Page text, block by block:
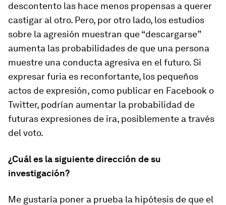
descontento las hace menos propensas a querer
castigar al otro. Pero, por otro lado, los estudios
sobre la agresión muestran que “descargarse”
aumenta las probabilidades de que una persona
muestre una conducta agresiva en el futuro. Si
expresar furia es reconfortante, los pequeños
actos de expresión, como publicar en Facebook o
Twitter, podrían aumentar la probabilidad de
futuras expresiones de ira, posiblemente a través
del voto.
¿Cuál es la siguiente dirección de su
investigación?
Me gustaría poner a prueba la hipótesis de que el